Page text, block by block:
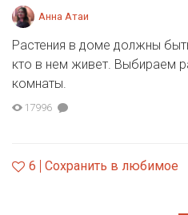
Анна Атаи
Растения в доме должны
кто в нем живет. Выбираем
комнаты.
17996
6 Сохранить в любимое